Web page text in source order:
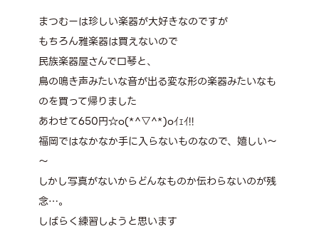
まつむーは珍しい楽器が大好きなのですが
もちろん雅楽器は買えないので
民族楽器屋さんで口琴と、
鳥の鳴き声みたいな音が出る変な形の楽器みたいなも
のを買って帰りました
あわせて650円☆o(*^▽^*)oｲｪｲ!!
福岡ではなかなか手に入らないものなので、嬉しい～
～
しかし写真がないからどんなものか伝わらないのが残
念…。
しばらく練習しようと思います